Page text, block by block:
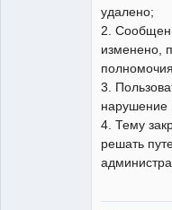
удалено;
2.
изменено,
3.
нарушение
4. Тему
решать